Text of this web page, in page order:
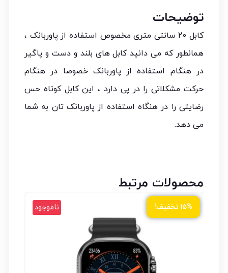
توضیحات
کابل 20 سانتی متری مخصوص استفاده از پاوربانک ،
همانطور که می دانید کابل های بلند و دست و پاگیر
در هنگام استفاده از پاوربانک خصوصا در هنگام
حرکت مشکلاتی را در پی دارد ، این کابل کوتاه حس
رضایتی را در هنگاه استفاده از پاوربانک تان به شما
می دهد.
محصولات مرتبط
۱۵% تخفیف! ناموجود